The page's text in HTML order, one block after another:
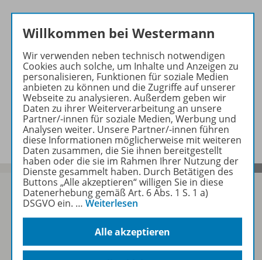
Produktinformationen
Beschreibung
Zugehörige Produkte
Sofort profitieren
Willkommen bei Westermann
Wir verwenden neben technisch notwendigen
Cookies auch solche, um Inhalte und Anzeigen zu
personalisieren, Funktionen für soziale Medien
anbieten zu können und die Zugriffe auf unserer
Webseite zu analysieren. Außerdem geben wir
Daten zu ihrer Weiterverarbeitung an unsere
Partner/-innen für soziale Medien, Werbung und
Analysen weiter. Unsere Partner/-innen führen
diese Informationen möglicherweise mit weiteren
Daten zusammen, die Sie ihnen bereitgestellt
haben oder die sie im Rahmen Ihrer Nutzung der
Dienste gesammelt haben. Durch Betätigen des
Buttons „Alle akzeptieren“ willigen Sie in diese
Datenerhebung gemäß Art. 6 Abs. 1 S. 1 a)
DSGVO ein. … Weiterlesen
Alle akzeptieren